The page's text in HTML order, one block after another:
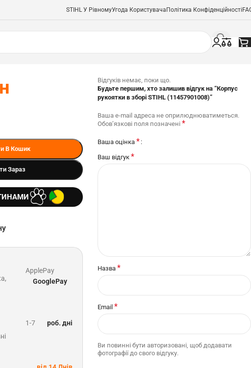
STIHL У РівномуУгода Користувача Політика Конфіденційності
В Кошик
Зараз
ApplePay
GooglePay
1-7 роб. дні
Відгуків немає, поки що.
Будьте першим, хто залишив відгук на “Корпус
рукоятки в зборі STIHL (11457901008)”
Ваша e-mail адреса не оприлюднюватиметься.
Обов’язкові поля позначені *
Ваша оцінка *
Ваш відгук *
Назва *
Email *
Ви повинні бути авторизовані, щоб додавати
фотографії до свого відгуку.